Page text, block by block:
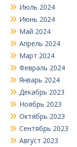
Июль 2024
Июнь 2024
Май 2024
Апрель 2024
Март 2024
Февраль 2024
Январь 2024
Декабрь 2023
Ноябрь 2023
Октябрь 2023
Сентябрь 2023
Август 2023